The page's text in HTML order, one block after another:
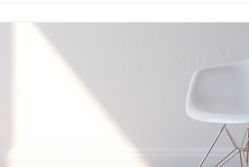
BLOOMBERRY.EU